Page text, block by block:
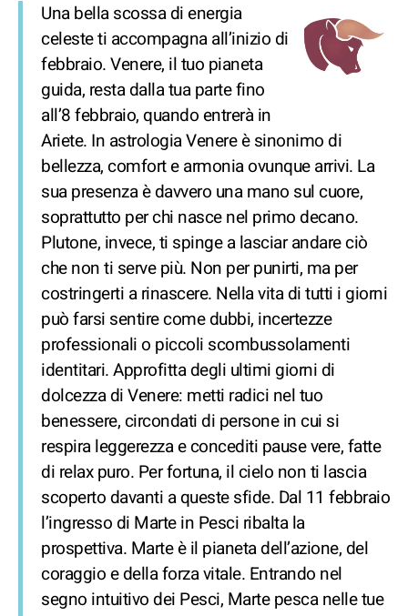
Una bella scossa di energia
celeste ti accompagna all’inizio di
febbraio. Venere, il tuo pianeta
guida, resta dalla tua parte fino
all’8 febbraio, quando entrerà in
Ariete. In astrologia Venere è sinonimo di
bellezza, comfort e armonia ovunque arrivi. La
sua presenza è davvero una mano sul cuore,
soprattutto per chi nasce nel primo decano.
Plutone, invece, ti spinge a lasciar andare ciò
che non ti serve più. Non per punirti, ma per
costringerti a rinascere. Nella vita di tutti i giorni
può farsi sentire come dubbi, incertezze
professionali o piccoli scombussolamenti
identitari. Approfitta degli ultimi giorni di
dolcezza di Venere: metti radici nel tuo
benessere, circondati di persone in cui si
respira leggerezza e concediti pause vere, fatte
di relax puro. Per fortuna, il cielo non ti lascia
scoperto davanti a queste sfide. Dal 11 febbraio
l’ingresso di Marte in Pesci ribalta la
prospettiva. Marte è il pianeta dell’azione, del
coraggio e della forza vitale. Entrando nel
segno intuitivo dei Pesci, Marte pesca nelle tue